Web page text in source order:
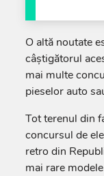
O altă noutate
câștigătorul
mai multe
pieselor auto
Tot terenul din
concursul de
retro din
mai rare